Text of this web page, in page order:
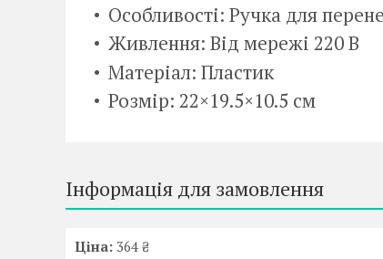
Особливості: Ручка для
Живлення: Від мережі 220 В
Матеріал: Пластик
Розмір: 22×19.5×10.5 см
Інформація для замовлення
Ціна: 364 ₴